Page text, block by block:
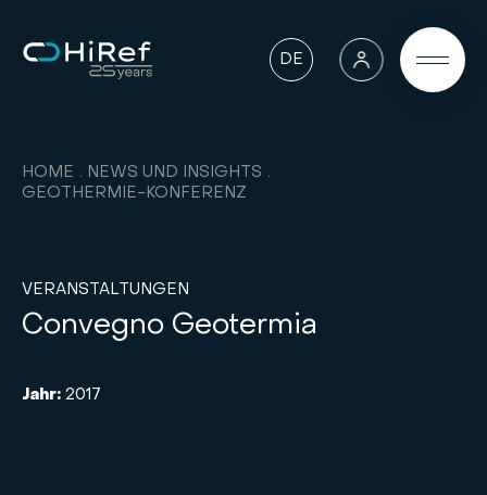
DE
HOME
NEWS UND INSIGHTS
GEOTHERMIE-KONFERENZ
VERANSTALTUNGEN
Convegno Geotermia
Jahr: 2017